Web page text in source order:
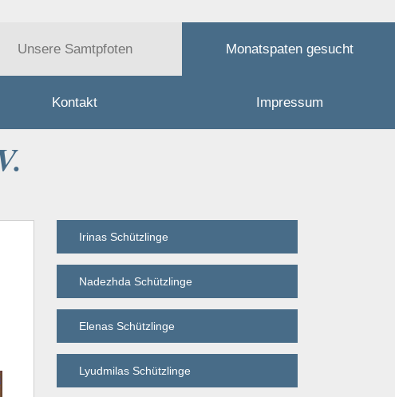
Unsere Samtpfoten Monatspaten gesucht
Kontakt Impressum
Irinas Schützlinge
Nadezhda Schützlinge
Elenas Schützlinge
Lyudmilas Schützlinge